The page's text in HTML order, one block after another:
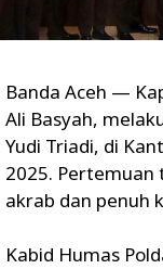
Banda Aceh —
Ali Basyah,
Yudi Triadi, di
2025. Pertemuan
akrab dan penuh
Kabid Humas